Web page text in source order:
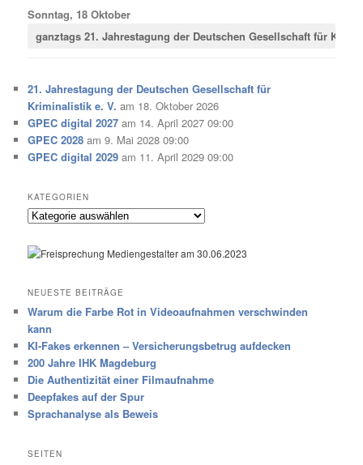
Sonntag, 18 Oktober
ganztags21. Jahrestagung der Deutschen Gesellschaft für
21. Jahrestagung der Deutschen Gesellschaft für
Kriminalistik e. V. am 18. Oktober 2026
GPEC digital 2027 am 14. April 2027 09:00
GPEC 2028 am 9. Mai 2028 09:00
GPEC digital 2029 am 11. April 2029 09:00
KATEGORIEN
Kategorien
NEUESTE BEITRÄGE
Warum die Farbe Rot in Videoaufnahmen verschwinden
kann
KI-Fakes erkennen – Versicherungsbetrug aufdecken
200 Jahre IHK Magdeburg
Die Authentizität einer Filmaufnahme
Deepfakes auf der Spur
Sprachanalyse als Beweis
SEITEN